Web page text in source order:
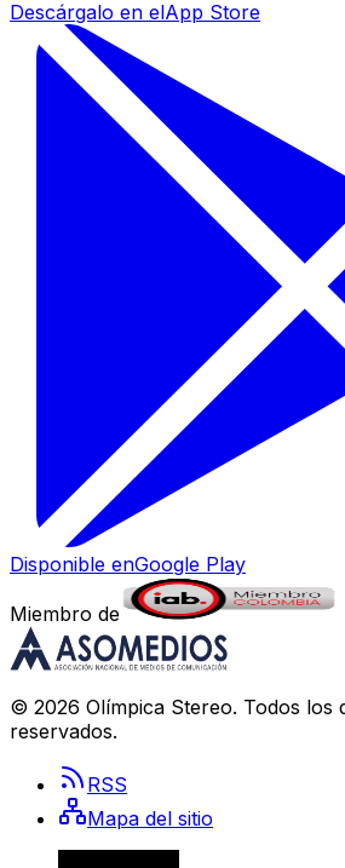
Descárgalo en elApp Store
Disponible enGoogle Play
Miembro de
© 2026 Olímpica Stereo. Todos los
reservados.
RSS
Mapa del sitio